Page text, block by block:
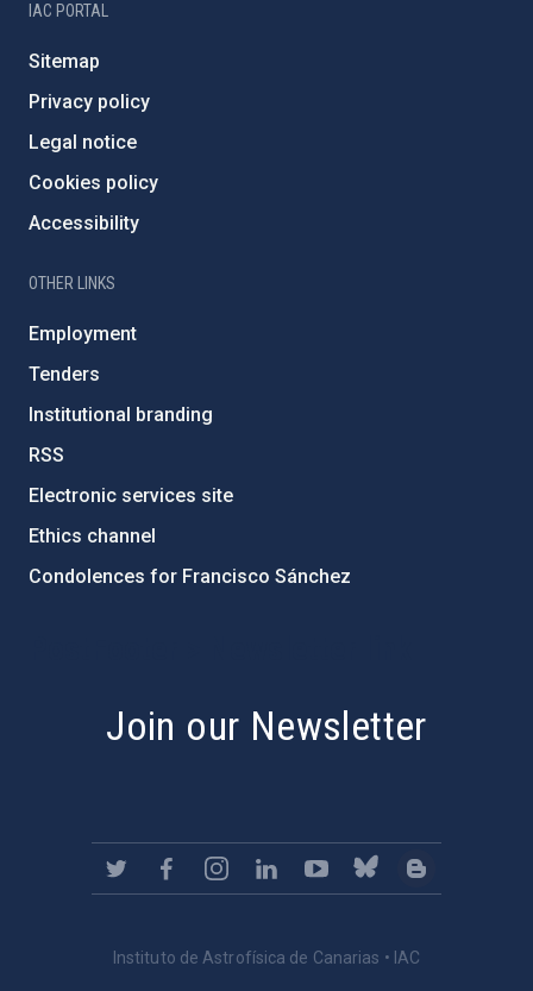
IAC PORTAL
Sitemap
Privacy policy
Legal notice
Cookies policy
Accessibility
OTHER LINKS
Employment
Tenders
Institutional branding
RSS
Electronic services site
Ethics channel
Condolences for Francisco Sánchez
Join our Newsletter
Instituto de Astrofísica de Canarias • IAC